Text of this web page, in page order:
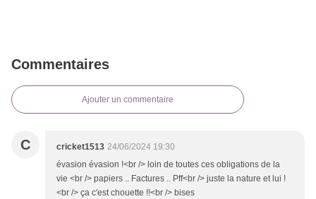
Commentaires
Ajouter un commentaire
C cricket1513 24/06/2024 19:30
évasion évasion !<br /> loin de toutes ces obligations de la
vie <br /> papiers .. Factures .. Pff<br /> juste la nature et lui !
<br /> ça c'est chouette !!<br /> bises